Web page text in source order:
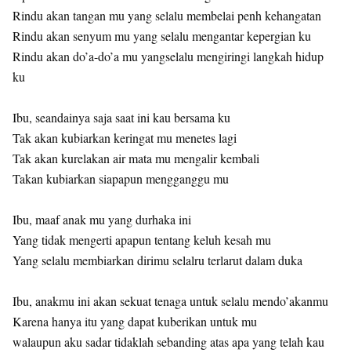
Rindu akan tangan mu yang selalu membelai penh kehangatan
Rindu akan senyum mu yang selalu mengantar kepergian ku
Rindu akan do’a-do’a mu yangselalu mengiringi langkah hidup
ku
Ibu, seandainya saja saat ini kau bersama ku
Tak akan kubiarkan keringat mu menetes lagi
Tak akan kurelakan air mata mu mengalir kembali
Takan kubiarkan siapapun mengganggu mu
Ibu, maaf anak mu yang durhaka ini
Yang tidak mengerti apapun tentang keluh kesah mu
Yang selalu membiarkan dirimu selalru terlarut dalam duka
Ibu, anakmu ini akan sekuat tenaga untuk selalu mendo’akanmu
Karena hanya itu yang dapat kuberikan untuk mu
walaupun aku sadar tidaklah sebanding atas apa yang telah kau